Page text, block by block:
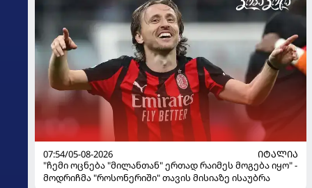
07:54/05-08-2026
ᲘᲢᲐᲚᲘᲐ
"ჩემი ოცნება "მილანთან" ერთად რაიმეს მოგება იყო" -
მოდრიჩმა "როსონერიში" თავის მისიაზე ისაუბრა